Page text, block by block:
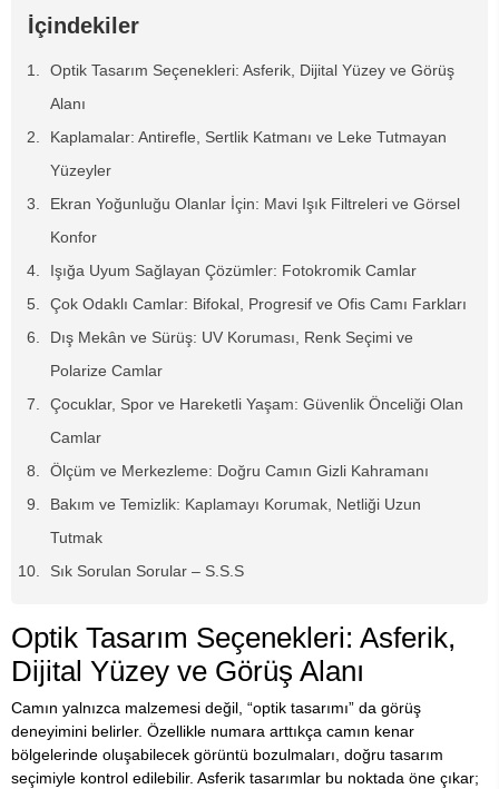
İçindekiler
Optik Tasarım Seçenekleri: Asferik, Dijital Yüzey ve Görüş
Alanı
Kaplamalar: Antirefle, Sertlik Katmanı ve Leke Tutmayan
Yüzeyler
Ekran Yoğunluğu Olanlar İçin: Mavi Işık Filtreleri ve Görsel
Konfor
Işığa Uyum Sağlayan Çözümler: Fotokromik Camlar
Çok Odaklı Camlar: Bifokal, Progresif ve Ofis Camı Farkları
Dış Mekân ve Sürüş: UV Koruması, Renk Seçimi ve
Polarize Camlar
Çocuklar, Spor ve Hareketli Yaşam: Güvenlik Önceliği Olan
Camlar
Ölçüm ve Merkezleme: Doğru Camın Gizli Kahramanı
Bakım ve Temizlik: Kaplamayı Korumak, Netliği Uzun
Tutmak
Sık Sorulan Sorular – S.S.S
Optik Tasarım Seçenekleri: Asferik,
Dijital Yüzey ve Görüş Alanı
Camın yalnızca malzemesi değil, “optik tasarımı” da görüş
deneyimini belirler. Özellikle numara arttıkça camın kenar
bölgelerinde oluşabilecek görüntü bozulmaları, doğru tasarım
seçimiyle kontrol edilebilir. Asferik tasarımlar bu noktada öne çıkar;